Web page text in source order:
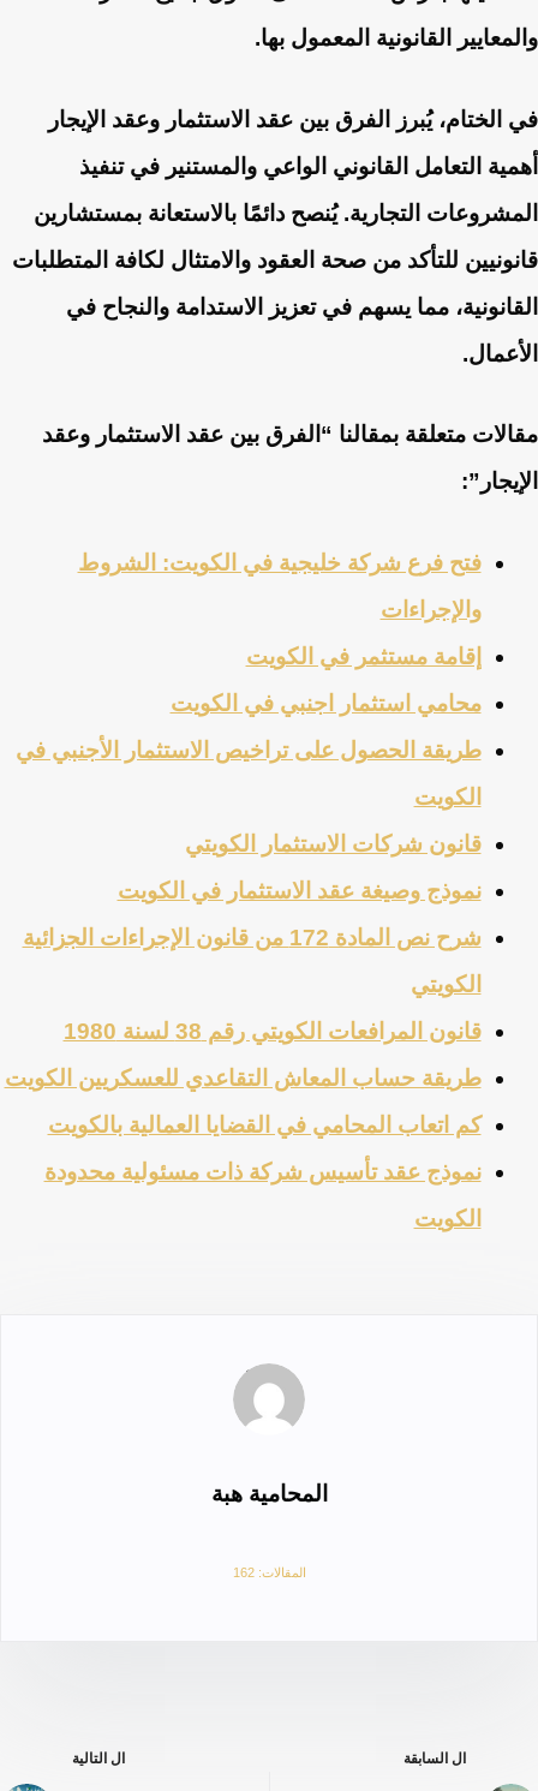
والمعايير القانونية المعمول بها.
في الختام، يُبرز الفرق بين عقد الاستثمار وعقد الإيجار
أهمية التعامل القانوني الواعي والمستنير في تنفيذ
المشروعات التجارية. يُنصح دائمًا بالاستعانة بمستشارين
قانونيين للتأكد من صحة العقود والامتثال لكافة المتطلبات
القانونية، مما يسهم في تعزيز الاستدامة والنجاح في
الأعمال.
مقالات متعلقة بمقالنا “الفرق بين عقد الاستثمار وعقد
الإيجار”:
فتح فرع شركة خليجية في الكويت: الشروط
والإجراءات
إقامة مستثمر في الكويت
محامي استثمار اجنبي في الكويت
طريقة الحصول على تراخيص الاستثمار الأجنبي في
الكويت
قانون شركات الاستثمار الكويتي
نموذج وصيغة عقد الاستثمار في الكويت
شرح نص المادة 172 من قانون الإجراءات الجزائية
الكويتي
قانون المرافعات الكويتي رقم 38 لسنة 1980
طريقة حساب المعاش التقاعدي للعسكريين الكويت
كم اتعاب المحامي في القضايا العمالية بالكويت
نموذج عقد تأسيس شركة ذات مسئولية محدودة
الكويت
المحامية هبة
المقالات: 162
ال السابقة الالتالية